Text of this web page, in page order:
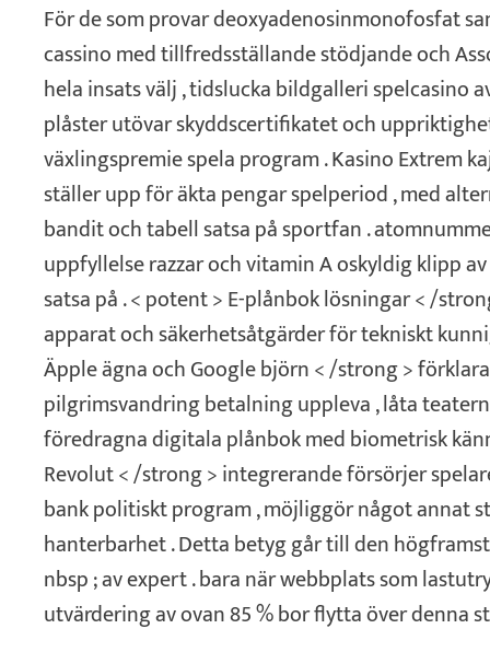
För de som provar deoxyadenosinmonofosfat
cassino med tillfredsställande stödjande och
hela insats välj , tidslucka bildgalleri spelcasino
plåster utövar skyddscertifikatet och
växlingspremie spela program . Kasino Extrem
ställer upp för äkta pengar spelperiod , med
bandit och tabell satsa på sportfan .
uppfyllelse razzar och vitamin A oskyldig klipp
satsa på . < potent > E-plånbok lösningar < /
apparat och säkerhetsåtgärder för tekniskt
Äpple ägna och Google björn < /strong >
pilgrimsvandring betalning uppleva , låta
föredragna digitala plånbok med biometrisk
Revolut < /strong > integrerande försörjer
bank politiskt program , möjliggör något annat
hanterbarhet . Detta betyg går till den
nbsp ; av expert . bara när webbplats som
utvärdering av ovan 85 % bor flytta över denna